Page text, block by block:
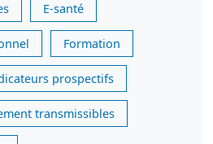
E-santé
Formation
prospectifs
transmissibles